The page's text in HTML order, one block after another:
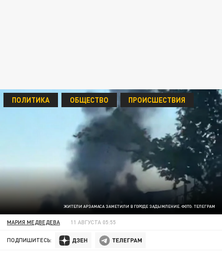
ЖИТЕЛИ АРЗАМАСА ЗАМЕТИЛИ В ГОРОДЕ ЗАДЫМЛЕНИЕ. ФОТО: ТЕЛЕГРАМ
ПОЛИТИКА ОБЩЕСТВО ПРОИСШЕСТВИЯ
МАРИЯ МЕДВЕДЕВА 11 АВГУСТА 05:55
ПОДПИШИТЕСЬ: